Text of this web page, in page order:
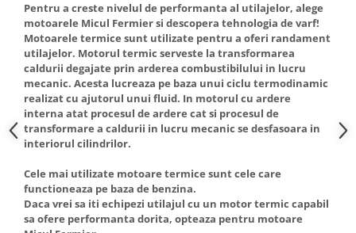
Pentru a creste nivelul de performanta al utilajelor, alege
motoarele Micul Fermier si descopera tehnologia de varf!
Motoarele termice sunt utilizate pentru a oferi randament
utilajelor. Motorul termic serveste la transformarea
caldurii degajate prin arderea combustibilului in lucru
mecanic. Acesta lucreaza pe baza unui ciclu termodinamic
realizat cu ajutorul unui fluid. In motorul cu ardere
interna atat procesul de ardere cat si procesul de
transformare a caldurii in lucru mecanic se desfasoara in
interiorul cilindrilor.
Cele mai utilizate motoare termice sunt cele care
functioneaza pe baza de benzina.
Daca vrei sa iti echipezi utilajul cu un motor termic capabil
sa ofere performanta dorita, opteaza pentru motoare